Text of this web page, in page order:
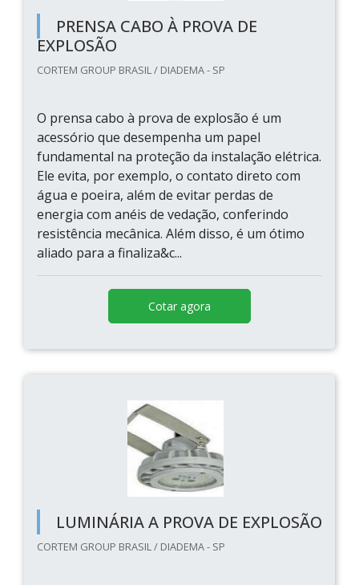
PRENSA CABO À PROVA DE
EXPLOSÃO
CORTEM GROUP BRASIL / DIADEMA - SP
O prensa cabo à prova de explosão é um
acessório que desempenha um papel
fundamental na proteção da instalação elétrica.
Ele evita, por exemplo, o contato direto com
água e poeira, além de evitar perdas de
energia com anéis de vedação, conferindo
resistência mecânica. Além disso, é um ótimo
aliado para a finaliza&c...
Cotar agora
LUMINÁRIA A PROVA DE EXPLOSÃO
CORTEM GROUP BRASIL / DIADEMA - SP